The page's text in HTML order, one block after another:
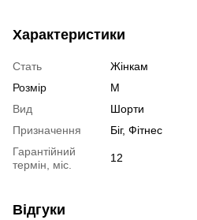
Характеристики
Стать
Жінкам
Розмір
M
Вид
Шорти
Призначення
Біг, Фітнес
Гарантійний
термін, міс.
12
Відгуки